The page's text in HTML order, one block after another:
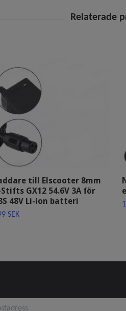
till Elscooter 8mm
GX12 54.6V 3A för
48V Li-ion batteri
SEK